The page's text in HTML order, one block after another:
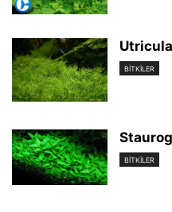
BİTKİLER
BİTKİLER